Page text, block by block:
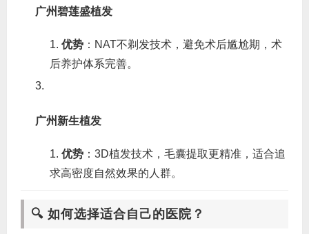
广州碧莲盛植发
优势 ‌：NAT不剃发技术，避免术后尴尬期，术
后养护体系完善。
广州新生植发
优势 ‌：3D植发技术，毛囊提取更精准，适合追
求高密度自然效果的人群。
🔍 如何选择适合自己的医院？